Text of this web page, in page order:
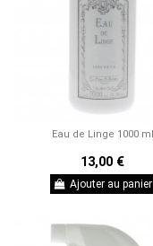
Eau de Linge 1000 ml
13,00 €
Ajouter au panier